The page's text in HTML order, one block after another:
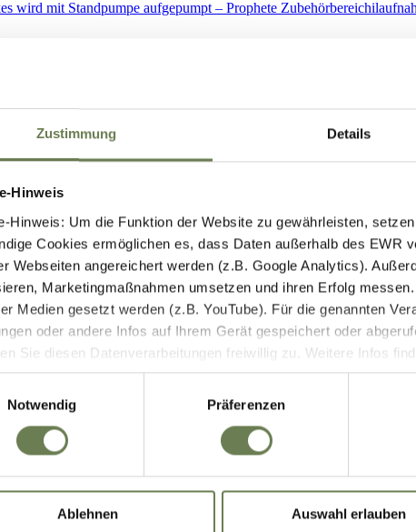
Zustimmung Details
Hinweis
Hinweis: Um die Funktion der Website zu gewährleisten,
Cookies ermöglichen es, dass Daten außerhalb des EWR
Webseiten angereichert werden (z.B. Google Analytics).
Marketingmaßnahmen umsetzen und ihren Erfolg
Medien gesetzt werden (z.B. YouTube). Für die genannten
oder andere Infos auf Ihrem Gerät gespeichert oder
Sie diesen Datenverarbeitungen freiwillig zu. Weitere Infos
umfasst zeitlich begrenzt auch die Einwilligung zur
USA (Art. 49 Abs. 1 lit. a) DSGVO), sofern für den
Framework vorliegt. In den USA ist es möglich, dass
zugreifen und dabei weder wirksame Rechtsbehelfe noch
Notwendig
Präferenzen
Ablehnen Auswahl erlauben
Spiegel
E-